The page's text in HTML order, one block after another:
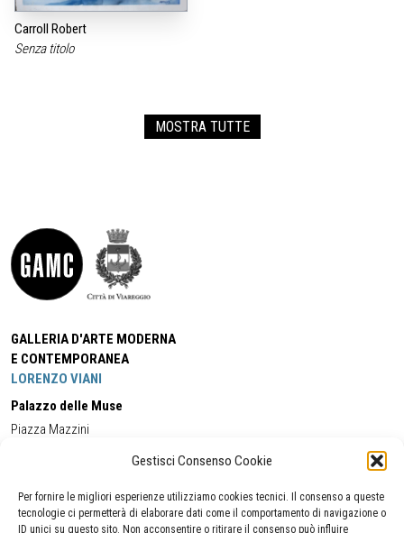
Gestisci Consenso Cookie
Per fornire le migliori esperienze utilizziamo cookies tecnici. Il consenso a queste
tecnologie ci permetterà di elaborare dati come il comportamento di navigazione o
ID unici su questo sito. Non acconsentire o ritirare il consenso può influire
Carroll Robert
Senza titolo
MOSTRA TUTTE
GALLERIA D'ARTE MODERNA
E CONTEMPORANEA
LORENZO VIANI
Palazzo delle Muse
Piazza Mazzini
Cell:+39 338 5714978 (orario apertura Galleria)
Tel:
+39 0584 944580
(orario 09.00/13.00)
Email:gamc@comune.viareggio.lu.it